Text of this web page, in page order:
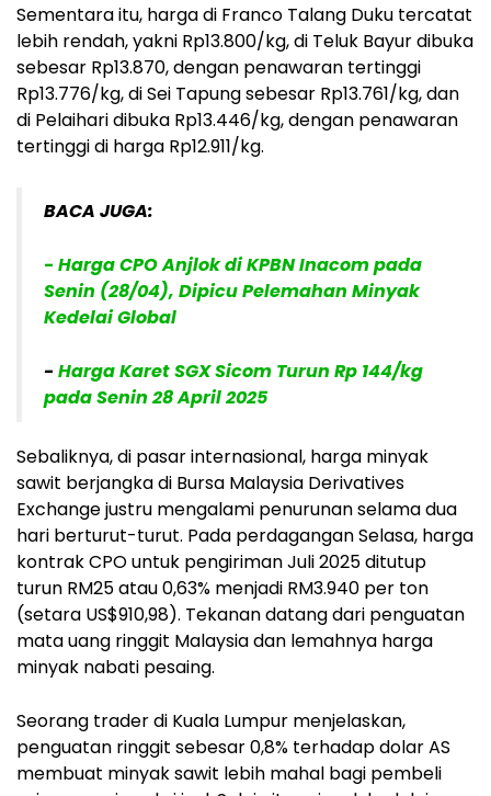
Sementara itu, harga di Franco Talang Duku tercatat
lebih rendah, yakni Rp13.800/kg, di Teluk Bayur dibuka
sebesar Rp13.870, dengan penawaran tertinggi
Rp13.776/kg, di Sei Tapung sebesar Rp13.761/kg, dan
di Pelaihari dibuka Rp13.446/kg, dengan penawaran
tertinggi di harga Rp12.911/kg.
BACA JUGA:
- Harga CPO Anjlok di KPBN Inacom pada
Senin (28/04), Dipicu Pelemahan Minyak
Kedelai Global
-Harga Karet SGX Sicom Turun Rp 144/kg
pada Senin 28 April 2025
Sebaliknya, di pasar internasional, harga minyak
sawit berjangka di Bursa Malaysia Derivatives
Exchange justru mengalami penurunan selama dua
hari berturut-turut. Pada perdagangan Selasa, harga
kontrak CPO untuk pengiriman Juli 2025 ditutup
turun RM25 atau 0,63% menjadi RM3.940 per ton
(setara US$910,98). Tekanan datang dari penguatan
mata uang ringgit Malaysia dan lemahnya harga
minyak nabati pesaing.
Seorang trader di Kuala Lumpur menjelaskan,
penguatan ringgit sebesar 0,8% terhadap dolar AS
membuat minyak sawit lebih mahal bagi pembeli